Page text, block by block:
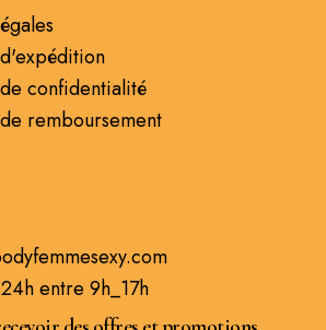
confidentialité
remboursement
entre 9h_17h